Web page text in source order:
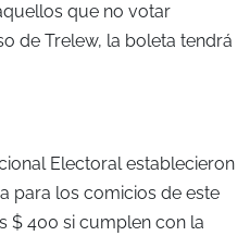
que no votar
de Trelew, la boleta tendrá
Electoral establecieron
para los comicios de este
$ 400 si cumplen con la